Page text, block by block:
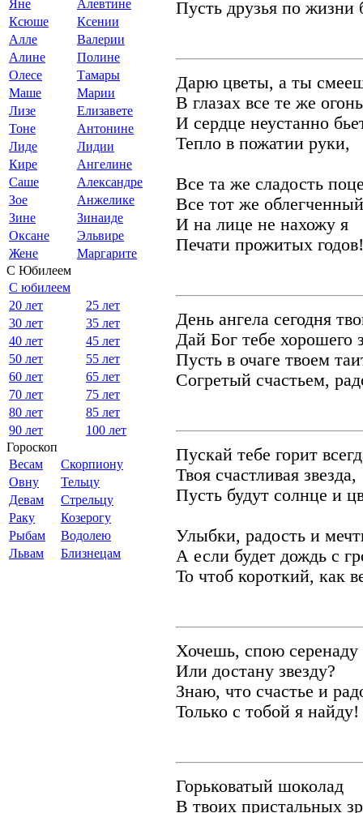
Яне
Алевтине
Ксюше
Ксении
Алле
Валерии
Алине
Полине
Олесе
Тамары
Маше
Марии
Лизе
Елизавете
Тоне
Антонине
Лиде
Лидии
Кире
Ангелине
Саше
Александре
Зое
Анжелике
Зине
Зинаиде
Оксане
Эльвире
Жене
Маргарите
С Юбилеем
С юбилеем
20 лет
25 лет
30 лет
35 лет
40 лет
45 лет
50 лет
55 лет
60 лет
65 лет
70 лет
75 лет
80 лет
85 лет
90 лет
100 лет
Гороскоп
Весам
Скорпиону
Овну
Тельцу
Девам
Стрельцу
Раку
Козерогу
Рыбам
Водолею
Львам
Близнецам
Пусть друзья по жизни
Дарю цветы, а ты
В глазах все те же
И сердце неустанно
Тепло в пожатии руки,
Все та же сладость
Все тот же
И на лице не нахожу я
Печати прожитых годов!
День ангела сегодня
Дай Бог тебе хорошего
Пусть в очаге твоем
Согретый счастьем,
Пускай тебе горит
Твоя счастливая звезда,
Пусть будут солнце и
Улыбки, радость и
А если будет дождь с
То чтоб короткий, как
Хочешь, спою серенаду
Или достану звезду?
Знаю, что счастье и
Только с тобой я найду!
Горьковатый шоколад
В твоих пристальных